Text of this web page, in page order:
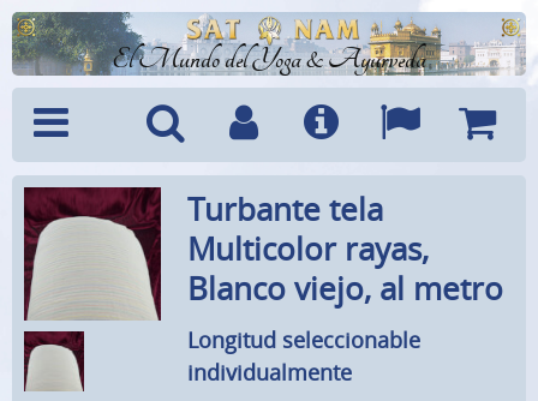
El Mundo del Yoga & Ayurveda
Menú Búsquedad
CuentaInfo Idiomas
Turbante tela
Multicolor rayas,
Blanco viejo, al metro
Longitud seleccionable
individualmente